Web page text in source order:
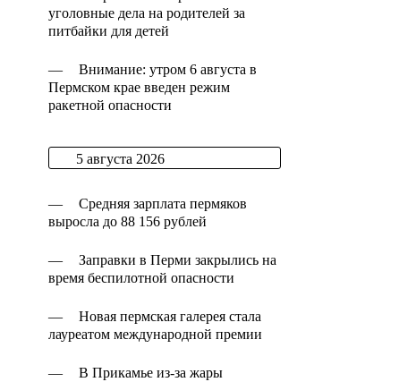
уголовные дела на родителей за
питбайки для детей
—
Внимание: утром 6 августа в
Пермском крае введен режим
ракетной опасности
5 августа 2026
—
Средняя зарплата пермяков
выросла до 88 156 рублей
—
Заправки в Перми закрылись на
время беспилотной опасности
—
Новая пермская галерея стала
лауреатом международной премии
—
В Прикамье из-за жары